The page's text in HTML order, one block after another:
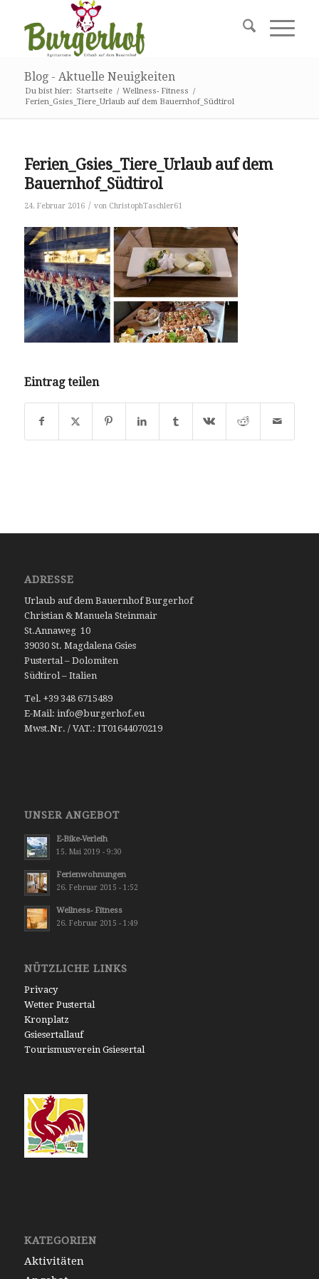
Blog - Aktuelle Neuigkeiten
Du bist hier: Startseite / Wellness- Fitness /
Ferien_Gsies_Tiere_Urlaub auf dem Bauernhof_Südtirol
Ferien_Gsies_Tiere_Urlaub auf dem
Bauernhof_Südtirol
24. Februar 2016 / von ChristophTaschler61
Eintrag teilen
ADRESSE
Urlaub auf dem Bauernhof Burgerhof
Christian & Manuela Steinmair
St.Annaweg 10
39030 St. Magdalena Gsies
Pustertal – Dolomiten
Südtirol – Italien
Tel. +39 348 6715489
E-Mail: info@burgerhof.eu
Mwst.Nr. / VAT.: IT01644070219
UNSER ANGEBOT
E-Bike-Verleih
15. Mai 2019 - 9:30
Ferienwohnungen
26. Februar 2015 - 1:52
Wellness- Fitness
26. Februar 2015 - 1:49
NÜTZLICHE LINKS
Privacy
Wetter Pustertal
Kronplatz
Gsiesertallauf
Tourismusverein Gsiesertal
KATEGORIEN
Aktivitäten